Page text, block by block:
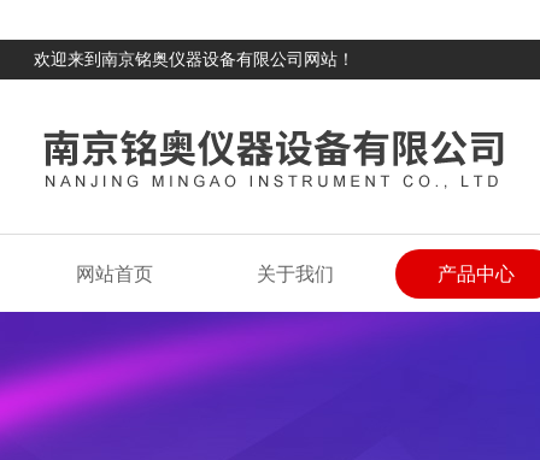
欢迎来到南京铭奥仪器设备有限公司网站！
网站首页 关于我们 产品中心